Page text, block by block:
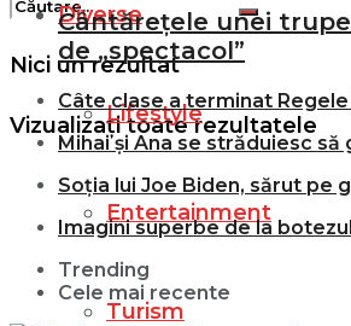
Nici un rezultat
Vizualizați toate rezultatele
Diverse
Lifestyle
Entertainment
Turism
Cântărețele unei
de „spectacol”
Câte clase a terminat
Mihai și Ana se străduiesc
Soția lui Joe Biden, sărut pe
Imagini superbe de la
Trending
Cele mai recente